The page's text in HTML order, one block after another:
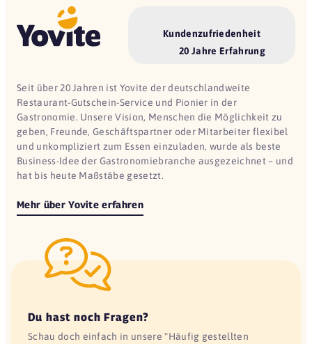
Kundenzufriedenheit
20 Jahre Erfahrung
Seit über 20 Jahren ist Yovite der deutschlandweite
Restaurant-Gutschein-Service und Pionier in der
Gastronomie. Unsere Vision, Menschen die Möglichkeit zu
geben, Freunde, Geschäftspartner oder Mitarbeiter flexibel
und unkompliziert zum Essen einzuladen, wurde als beste
Business-Idee der Gastronomiebranche ausgezeichnet – und
hat bis heute Maßstäbe gesetzt.
Mehr über Yovite erfahren
Du hast noch Fragen?
Schau doch einfach in unsere "Häufig gestellten